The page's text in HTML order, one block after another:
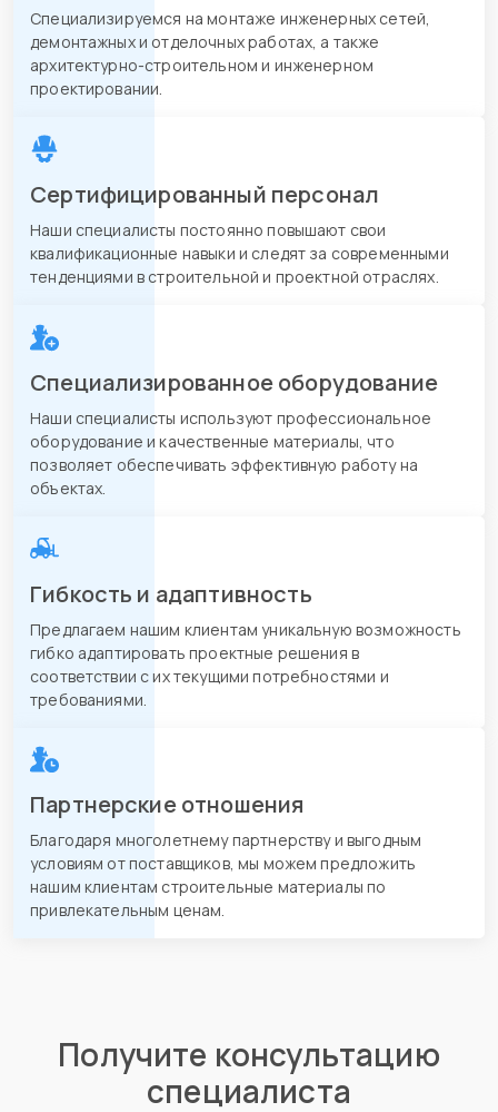
Специализируемся на монтаже инженерных сетей,
демонтажных и отделочных работах, а также
архитектурно-строительном и инженерном
проектировании.
Сертифицированный персонал
Наши специалисты постоянно повышают свои
квалификационные навыки и следят за современными
тенденциями в строительной и проектной отраслях.
Специализированное оборудование
Наши специалисты используют профессиональное
оборудование и качественные материалы, что
позволяет обеспечивать эффективную работу на
объектах.
Гибкость и адаптивность
Предлагаем нашим клиентам уникальную возможность
гибко адаптировать проектные решения в
соответствии с их текущими потребностями и
требованиями.
Партнерские отношения
Благодаря многолетнему партнерству и выгодным
условиям от поставщиков, мы можем предложить
нашим клиентам строительные материалы по
привлекательным ценам.
Получите консультацию
специалиста